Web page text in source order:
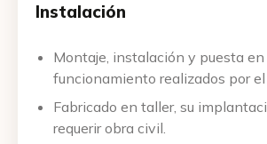
Instalación
Montaje, instalación y puesta en
funcionamiento realizados por
Fabricado en taller, su
requerir obra civil.